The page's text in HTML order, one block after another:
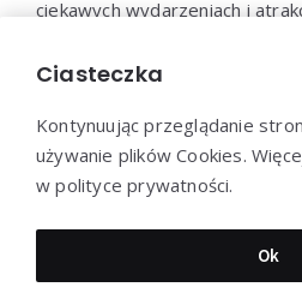
ciekawych wydarzeniach i
maluchom spędzić czas w
Dziękujemy za wizytę -
Ciasteczka
Kontynuując przeglądanie
używanie plików Cookies.
w polityce prywatności.
Ok